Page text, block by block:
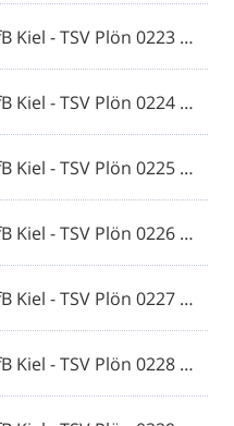
20230901 VfB Kiel - TSV Plön 0223 © 2023 Ismail Yesilyurt.jpg
20230901 VfB Kiel - TSV Plön 0224 © 2023 Ismail Yesilyurt.jpg
20230901 VfB Kiel - TSV Plön 0225 © 2023 Ismail Yesilyurt.jpg
20230901 VfB Kiel - TSV Plön 0226 © 2023 Ismail Yesilyurt.jpg
20230901 VfB Kiel - TSV Plön 0227 © 2023 Ismail Yesilyurt.jpg
20230901 VfB Kiel - TSV Plön 0228 © 2023 Ismail Yesilyurt.jpg